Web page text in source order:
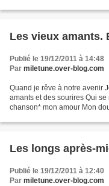
Les vieux amants.
Publié le 19/12/2011 à 14:48
Par miletune.over-blog.com
Quand je rêve à notre avenir
amants et des sourires Qui
chanson* mon amour Mon
Les longs après-
Publié le 19/12/2011 à 12:40
Par miletune.over-blog.com